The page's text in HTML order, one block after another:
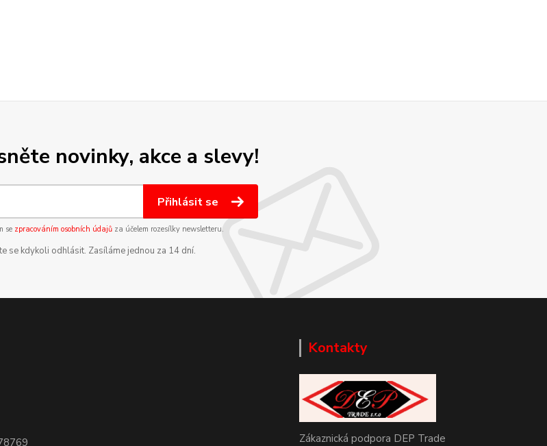
novinky, akce a slevy!
Přihlásit se
se zpracováním osobních údajůza účelem rozesílky newsletteru.
se kdykoli odhlásit. Zasíláme jednou za 14 dní.
Kontakty
Zákaznická podpora DEP Trade